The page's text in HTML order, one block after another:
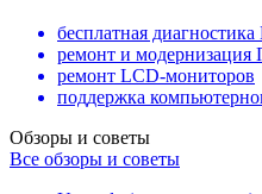
бесплатная
ремонт и модернизация
ремонт LCD-мониторов
поддержка
Обзоры и советы
Все обзоры и советы